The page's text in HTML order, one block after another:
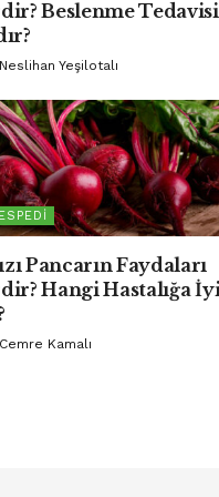
Beslenme Tedavisi
Yeşilotalı
Pancarın Faydaları
Hangi Hastalığa
Kamalı